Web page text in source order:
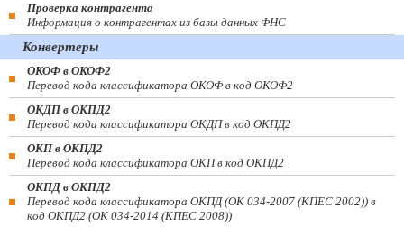
Проверка контрагента
Информация о контрагентах из базы данных ФНС
Конвертеры
ОКОФ в ОКОФ2
Перевод кода классификатора ОКОФ в код ОКОФ2
ОКДП в ОКПД2
Перевод кода классификатора ОКДП в код ОКПД2
ОКП в ОКПД2
Перевод кода классификатора ОКП в код ОКПД2
ОКПД в ОКПД2
Перевод кода классификатора ОКПД (ОК 034-2007 (КПЕС 2002)) в
код ОКПД2 (ОК 034-2014 (КПЕС 2008))